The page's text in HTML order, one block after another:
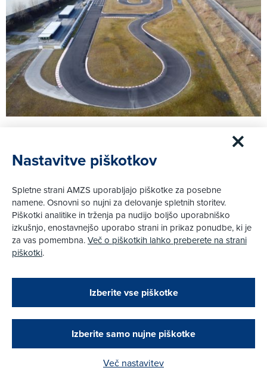
Zapri
Podarjamo vam 10 €!
Obstoječi in novi AMZS člani, ki boste v AMZS
opravili registracijo vozila, boste prejeli
vrednostno darilno kartico z dobroimetjem v višini
Kako do darila?
Nastavitve piškotkov
Spletne strani AMZS uporabljajo piškotke za posebne
namene. Osnovni so nujni za delovanje spletnih storitev.
Piškotki analitike in trženja pa nudijo boljšo uporabniško
izkušnjo, enostavnejšo uporabo strani in prikaz ponudbe, ki je
za vas pomembna.Več o piškotkih lahko preberete na strani
piškotki.
Izberite vse piškotke
Izberite samo nujne piškotke
Več nastavitev